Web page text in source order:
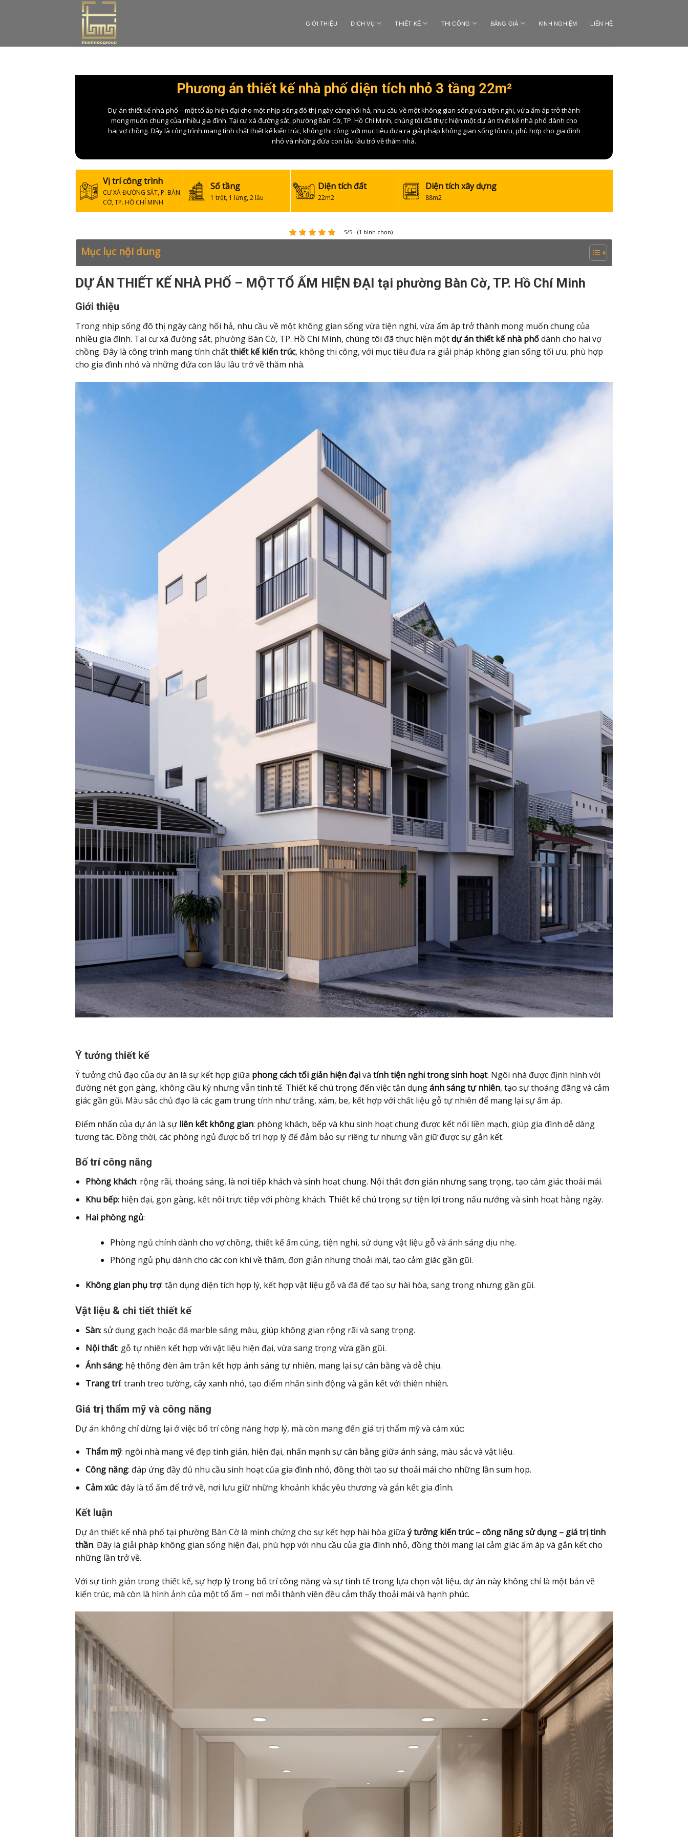
GIỚI THIỆU DỊCH VỤ THIẾT KẾ THI CÔNG BẢNG GIÁ KINH NGHIỆM LIÊN HỆ
Phương án thiết kế nhà phố diện tích nhỏ 3 tầng 22m²
Dự án thiết kế nhà phố – một tổ ấp hiện đại cho một nhịp sống đô thị ngày càng hối hả, nhu cầu về một không gian sống vừa tiện nghi, vừa ấm áp trở thành
mong muốn chung của nhiều gia đình. Tại cư xá đường sắt, phường Bàn Cờ, TP. Hồ Chí Minh, chúng tôi đã thực hiện một dự án thiết kế nhà phố dành cho
hai vợ chồng. Đây là công trình mang tính chất thiết kế kiến trúc, không thi công, với mục tiêu đưa ra giải pháp không gian sống tối ưu, phù hợp cho gia đình
nhỏ và những đứa con lâu lâu trở về thăm nhà.
Vị trí công trình
CƯ XÁ ĐƯỜNG SẮT, P. BÀN
CỜ, TP. HỒ CHÍ MINH
Số tầng
1 trệt, 1 lửng, 2 lầu
Diện tích đất
22m2
Diện tích xây dựng
88m2
5/5 - (1 bình chọn)
Mục lục nội dung
DỰ ÁN THIẾT KẾ NHÀ PHỐ – MỘT TỔ ẤM HIỆN ĐẠI tại phường Bàn Cờ, TP. Hồ Chí Minh
Giới thiệu
Trong nhịp sống đô thị ngày càng hối hả, nhu cầu về một không gian sống vừa tiện nghi, vừa ấm áp trở thành mong muốn chung của
nhiều gia đình. Tại cư xá đường sắt, phường Bàn Cờ, TP. Hồ Chí Minh, chúng tôi đã thực hiện mộtdự án thiết kế nhà phốdành cho hai vợ
chồng. Đây là công trình mang tính chấtthiết kế kiến trúc, không thi công, với mục tiêu đưa ra giải pháp không gian sống tối ưu, phù hợp
cho gia đình nhỏ và những đứa con lâu lâu trở về thăm nhà.
Ý tưởng thiết kế
Ý tưởng chủ đạo của dự án là sự kết hợp giữa phong cách tối giản hiện đạivà tính tiện nghi trong sinh hoạt. Ngôi nhà được định hình với
đường nét gọn gàng, không cầu kỳ nhưng vẫn tinh tế. Thiết kế chú trọng đến việc tận dụngánh sáng tự nhiên, tạo sự thoáng đãng và cảm
giác gần gũi. Màu sắc chủ đạo là các gam trung tính như trắng, xám, be, kết hợp với chất liệu gỗ tự nhiên để mang lại sự ấm áp.
Điểm nhấn của dự án là sự liên kết không gian: phòng khách, bếp và khu sinh hoạt chung được kết nối liền mạch, giúp gia đình dễ dàng
tương tác. Đồng thời, các phòng ngủ được bố trí hợp lý để đảm bảo sự riêng tư nhưng vẫn giữ được sự gắn kết.
Bố trí công năng
Phòng khách: rộng rãi, thoáng sáng, là nơi tiếp khách và sinh hoạt chung. Nội thất đơn giản nhưng sang trọng, tạo cảm giác thoải mái.
Khu bếp: hiện đại, gọn gàng, kết nối trực tiếp với phòng khách. Thiết kế chú trọng sự tiện lợi trong nấu nướng và sinh hoạt hằng ngày.
Hai phòng ngủ:
Phòng ngủ chính dành cho vợ chồng, thiết kế ấm cúng, tiện nghi, sử dụng vật liệu gỗ và ánh sáng dịu nhẹ.
Phòng ngủ phụ dành cho các con khi về thăm, đơn giản nhưng thoải mái, tạo cảm giác gần gũi.
Không gian phụ trợ: tận dụng diện tích hợp lý, kết hợp vật liệu gỗ và đá để tạo sự hài hòa, sang trọng nhưng gần gũi.
Vật liệu & chi tiết thiết kế
Sàn: sử dụng gạch hoặc đá marble sáng màu, giúp không gian rộng rãi và sang trọng.
Nội thất: gỗ tự nhiên kết hợp với vật liệu hiện đại, vừa sang trọng vừa gần gũi.
Ánh sáng: hệ thống đèn âm trần kết hợp ánh sáng tự nhiên, mang lại sự cân bằng và dễ chịu.
Trang trí: tranh treo tường, cây xanh nhỏ, tạo điểm nhấn sinh động và gắn kết với thiên nhiên.
Giá trị thẩm mỹ và công năng
Dự án không chỉ dừng lại ở việc bố trí công năng hợp lý, mà còn mang đến giá trị thẩm mỹ và cảm xúc:
Thẩm mỹ: ngôi nhà mang vẻ đẹp tinh giản, hiện đại, nhấn mạnh sự cân bằng giữa ánh sáng, màu sắc và vật liệu.
Công năng: đáp ứng đầy đủ nhu cầu sinh hoạt của gia đình nhỏ, đồng thời tạo sự thoải mái cho những lần sum họp.
Cảm xúc: đây là tổ ấm để trở về, nơi lưu giữ những khoảnh khắc yêu thương và gắn kết gia đình.
Kết luận
Dự án thiết kế nhà phố tại phường Bàn Cờ là minh chứng cho sự kết hợp hài hòa giữaý tưởng kiến trúc – công năng sử dụng – giá trị tinh
thần. Đây là giải pháp không gian sống hiện đại, phù hợp với nhu cầu của gia đình nhỏ, đồng thời mang lại cảm giác ấm áp và gắn kết cho
những lần trở về.
Với sự tinh giản trong thiết kế, sự hợp lý trong bố trí công năng và sự tinh tế trong lựa chọn vật liệu, dự án này không chỉ là một bản vẽ
kiến trúc, mà còn là hình ảnh của một tổ ấm – nơi mỗi thành viên đều cảm thấy thoải mái và hạnh phúc.